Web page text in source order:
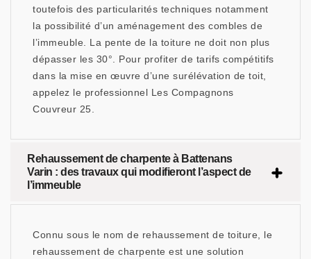
toutefois des particularités techniques notamment
la possibilité d’un aménagement des combles de
l’immeuble. La pente de la toiture ne doit non plus
dépasser les 30°. Pour profiter de tarifs compétitifs
dans la mise en œuvre d’une surélévation de toit,
appelez le professionnel Les Compagnons
Couvreur 25.
Rehaussement de charpente à Battenans
Varin : des travaux qui modifieront l’aspect de
l’immeuble
Connu sous le nom de rehaussement de toiture, le
rehaussement de charpente est une solution